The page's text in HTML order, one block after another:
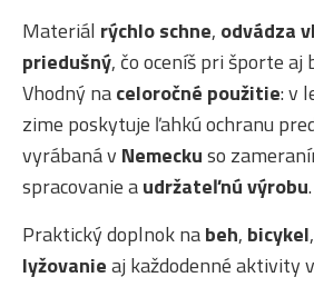
Materiál rýchlo schne, odvádza
priedušný, čo oceníš pri športe aj
Vhodný naceloročné použitie: v
zime poskytuje ľahkú ochranu
vyrábaná v Nemeckuso
spracovanie audržateľnú výrobu.
Praktický doplnok nabeh, bicykel,
lyžovanieaj každodenné aktivity